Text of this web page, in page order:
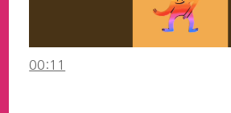
00:11